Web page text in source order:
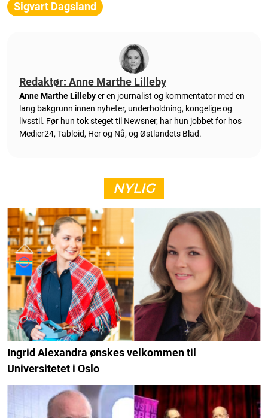
Sigvart Dagsland
Redaktør: Anne Marthe Lilleby
Anne Marthe Lillebyer en journalist og kommentator med en
lang bakgrunn innen nyheter, underholdning, kongelige og
livsstil. Før hun tok steget til Newsner, har hun jobbet for hos
Medier24, Tabloid, Her og Nå, og Østlandets Blad.
NYLIG
Ingrid Alexandra ønskes velkommen til
Universitetet i Oslo